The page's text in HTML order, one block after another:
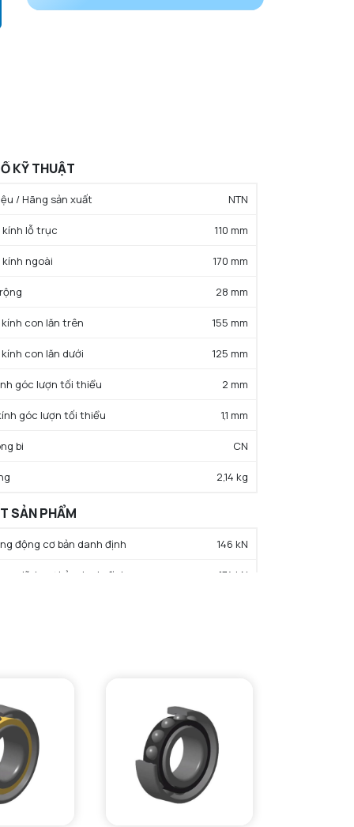
KỸ THUẬT
/ Hãng sản xuất NTN
lỗ trục 110 mm
kính ngoài 170 mm
28 mm
kính con lăn trên 155 mm
con lăn dưới 125 mm
góc lượn tối thiểu 2 mm
góc lượn tối thiểu 1,1 mm
bi CN
2,14 kg
SẢN PHẨM
động cơ bản danh định 146 kN
tĩnh cơ bản danh định 174 kN
độ hoạt động tối đa 120 °C
kính vai tối thiểu IR